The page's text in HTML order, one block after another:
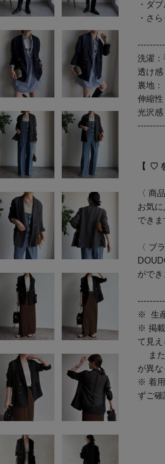
・ダ
・さ
洗濯：
透け感
裏地：
伸縮性
光沢感
【 ♡
〈 商
お気
できま
〈 ブ
ができ
※ 生産
※ 掲載
て見え
また
が異
※ 着用
ずご